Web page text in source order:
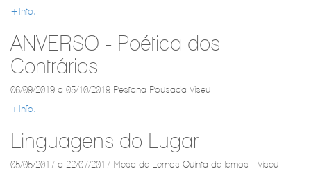
+Info.
ANVERSO - Poética dos
Contrários
06/09/2019 a 05/10/2019 Pestana Pousada Viseu
+Info.
Linguagens do Lugar
05/05/2017 a 22/07/2017 Mesa de Lemos Quinta de lemos - Viseu